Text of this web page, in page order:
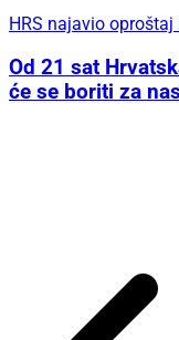
HRS najavio oproštaj
Od 21 sat
će se boriti za